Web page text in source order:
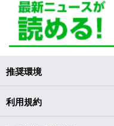
推奨環境
利用規約